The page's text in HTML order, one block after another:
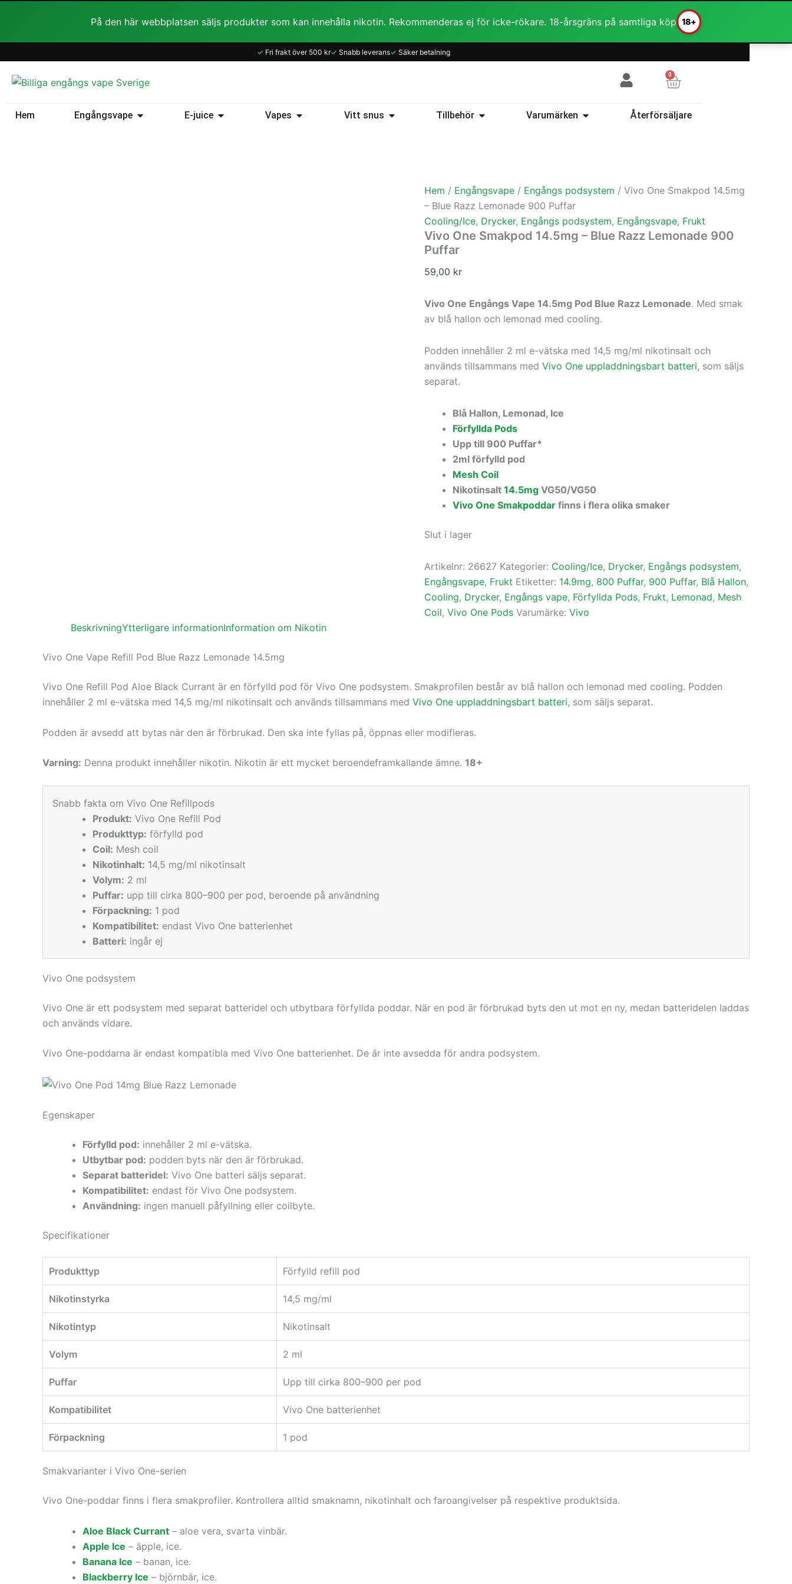
På den här webbplatsen säljs produkter som kan innehålla nikotin. Rekommenderas ej för icke-rökare. 18-årsgräns på samtliga köp 18+
✓ Fri frakt över 500 kr✓ Snabb leverans✓ Säker betalning
0
Varukorg
Hem Engångsvape Öppna Engångsvape
E-juice Öppna E-juiceVapes Öppna VapesVitt snus Öppna Vitt snusTillbehör Öppna TillbehörVarumärken Öppna Varumärken
Återförsäljare
Hem / Engångsvape / Engångs podsystem / Vivo One Smakpod 14.5mg
– Blue Razz Lemonade 900 Puffar
Cooling/Ice, Drycker, Engångs podsystem, Engångsvape, Frukt
Vivo One Smakpod 14.5mg – Blue Razz Lemonade 900
Puffar
59,00 kr
Vivo One Engångs Vape 14.5mg Pod Blue Razz Lemonade. Med smak
av blå hallon och lemonad med cooling.
Podden innehåller 2 ml e-vätska med 14,5 mg/ml nikotinsalt och
används tillsammans med Vivo One uppladdningsbart batteri, som säljs
separat.
Blå Hallon, Lemonad, Ice
Förfyllda Pods
Upp till 900 Puffar*
2ml förfylld pod
Mesh Coil
Nikotinsalt 14.5mg VG50/VG50
Vivo One Smakpoddar finns i flera olika smaker
Slut i lager
Artikelnr: 26627 Kategorier: Cooling/Ice, Drycker, Engångs podsystem,
Engångsvape, Frukt Etiketter: 14.9mg, 800 Puffar, 900 Puffar, Blå Hallon,
Cooling, Drycker, Engångs vape, Förfyllda Pods, Frukt, Lemonad, Mesh
Coil, Vivo One Pods Varumärke: Vivo
BeskrivningYtterligare informationInformation om Nikotin
Vivo One Vape Refill Pod Blue Razz Lemonade 14.5mg
Vivo One Refill Pod Aloe Black Currant är en förfylld pod för Vivo One podsystem. Smakprofilen består av blå hallon och lemonad med cooling. Podden
innehåller 2 ml e-vätska med 14,5 mg/ml nikotinsalt och används tillsammans med Vivo One uppladdningsbart batteri, som säljs separat.
Podden är avsedd att bytas när den är förbrukad. Den ska inte fyllas på, öppnas eller modifieras.
Varning: Denna produkt innehåller nikotin. Nikotin är ett mycket beroendeframkallande ämne. 18+
Snabb fakta om Vivo One Refillpods
Produkt: Vivo One Refill Pod
Produkttyp: förfylld pod
Coil: Mesh coil
Nikotinhalt: 14,5 mg/ml nikotinsalt
Volym: 2 ml
Puffar: upp till cirka 800–900 per pod, beroende på användning
Förpackning: 1 pod
Kompatibilitet: endast Vivo One batterienhet
Batteri: ingår ej
Vivo One podsystem
Vivo One är ett podsystem med separat batteridel och utbytbara förfyllda poddar. När en pod är förbrukad byts den ut mot en ny, medan batteridelen laddas
och används vidare.
Vivo One-poddarna är endast kompatibla med Vivo One batterienhet. De är inte avsedda för andra podsystem.
Egenskaper
Förfylld pod: innehåller 2 ml e-vätska.
Utbytbar pod: podden byts när den är förbrukad.
Separat batteridel: Vivo One batteri säljs separat.
Kompatibilitet: endast för Vivo One podsystem.
Användning: ingen manuell påfyllning eller coilbyte.
Specifikationer
Produkttyp Förfylld refill pod
Nikotinstyrka 14,5 mg/ml
Nikotintyp Nikotinsalt
Volym 2 ml
Puffar Upp till cirka 800–900 per pod
Kompatibilitet Vivo One batterienhet
Förpackning 1 pod
Smakvarianter i Vivo One-serien
Vivo One-poddar finns i flera smakprofiler. Kontrollera alltid smaknamn, nikotinhalt och faroangivelser på respektive produktsida.
Aloe Black Currant – aloe vera, svarta vinbär.
Apple Ice – äpple, ice.
Banana Ice – banan, ice.
Blackberry Ice – björnbär, ice.